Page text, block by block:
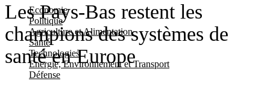
Economie
Politique
Agriculture et Alimentation
Santé
Technologies
Energie, Environnement et Transport
Défense
Les Pays-Bas restent les
champions des systèmes de
santé en Europe